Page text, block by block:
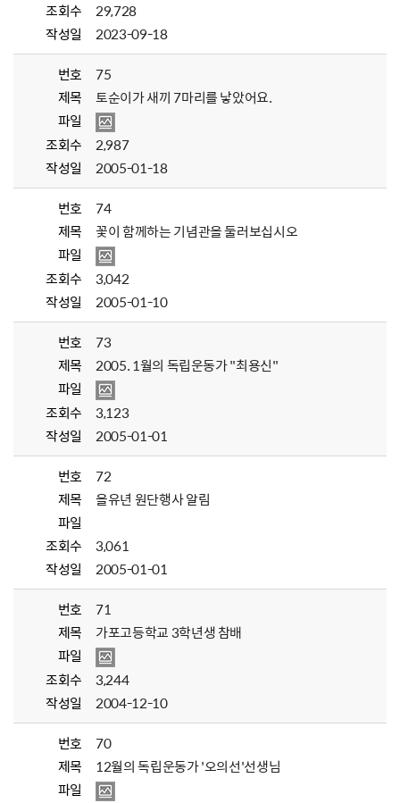
조회수
29,728
작성일
2023-09-18
번호
75
제목
토순이가 새끼 7마리를 낳았어요.
파일
조회수
2,987
작성일
2005-01-18
번호
74
제목
꽃이 함께하는 기념관을 둘러보십시오
파일
조회수
3,042
작성일
2005-01-10
번호
73
제목
2005. 1월의 독립운동가 "최용신"
파일
조회수
3,123
작성일
2005-01-01
번호
72
제목
을유년 원단행사 알림
파일
조회수
3,061
작성일
2005-01-01
번호
71
제목
가포고등학교 3학년생 참배
파일
조회수
3,244
작성일
2004-12-10
번호
70
제목
12월의 독립운동가 '오의선'선생님
파일